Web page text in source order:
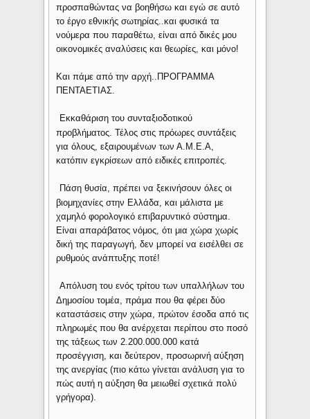
προσπαθώντας να βοηθήσω και εγώ σε αυτό
το έργο εθνικής σωτηρίας..και φυσικά τα
νούμερα που παραθέτω, είναι από δικές μου
οικονομικές αναλύσεις και θεωρίες, και μόνο!
Και πάμε από την αρχή..ΠΡΟΓΡΑΜΜΑ
ΠΕΝΤΑΕΤΙΑΣ.
Εκκαθάριση του συνταξιοδοτικού
προβλήματος. Τέλος στις πρόωρες συντάξεις
για όλους, εξαιρουμένων των Α.Μ.Ε.Α,
κατόπιν εγκρίσεων από ειδικές επιτροπές.
Πάση θυσία, πρέπει να ξεκινήσουν όλες οι
βιομηχανίες στην Ελλάδα, και μάλιστα με
χαμηλό φορολογικό επιβαρυντικό σύστημα.
Είναι απαράβατος νόμος, ότι μια χώρα χωρίς
δική της παραγωγή, δεν μπορεί να εισέλθει σε
ρυθμούς ανάπτυξης ποτέ!
Απόλυση του ενός τρίτου των υπαλλήλων του
Δημοσίου τομέα, πράμα που θα φέρει δύο
καταστάσεις στην χώρα, πρώτον έσοδα από τις
πληρωμές που θα ανέρχεται περίπου στο ποσό
της τάξεως των 2.200.000.000 κατά
προσέγγιση, και δεύτερον, προσωρινή αύξηση
της ανεργίας (πιο κάτω γίνεται ανάλυση για το
πώς αυτή η αύξηση θα μειωθεί σχετικά πολύ
γρήγορα).